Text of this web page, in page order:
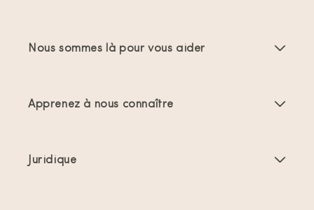
Offres et promotions
Nous sommes là pour vous aider
Apprenez à nous connaître
Juridique